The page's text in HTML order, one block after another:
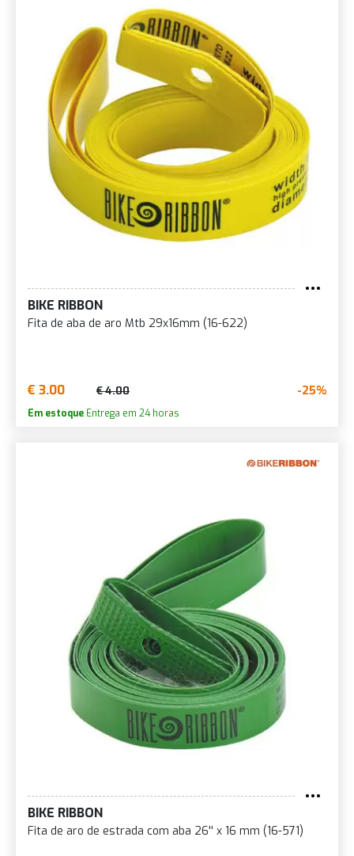
BIKE RIBBON
Fita de aba de aro Mtb 29x16mm (16-622)
€ 3.00 € 4.00 -25%
Em estoque Entrega em 24 horas
BIKE RIBBON
Fita de aro de estrada com aba 26'' x 16 mm (16-571)